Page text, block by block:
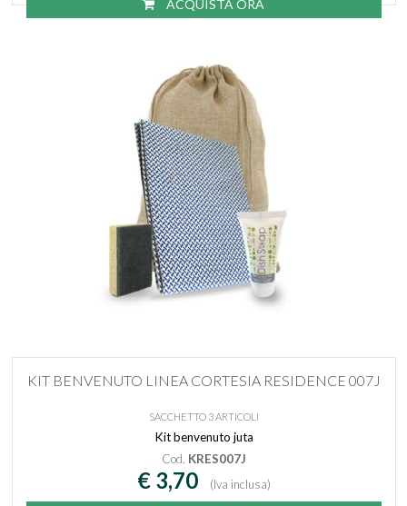
ACQUISTA ORA
KIT BENVENUTO LINEA CORTESIA RESIDENCE 007J
SACCHETTO 3 ARTICOLI
Kit benvenuto juta
Cod. KRES007J
€ 3,70 (Iva inclusa)